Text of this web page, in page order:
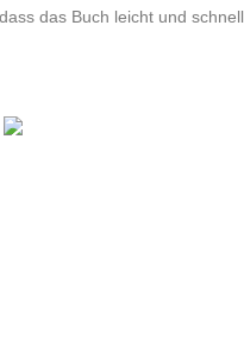
das Buch leicht und schnell